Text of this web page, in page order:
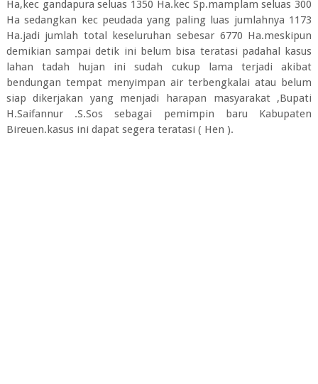
Ha,kec gandapura seluas 1350 Ha.kec Sp.mamplam seluas 300
Ha sedangkan kec peudada yang paling luas jumlahnya 1173
Ha.jadi jumlah total keseluruhan sebesar 6770 Ha.meskipun
demikian sampai detik ini belum bisa teratasi padahal kasus
lahan tadah hujan ini sudah cukup lama terjadi akibat
bendungan tempat menyimpan air terbengkalai atau belum
siap dikerjakan yang menjadi harapan masyarakat ,Bupati
H.Saifannur .S.Sos sebagai pemimpin baru Kabupaten
Bireuen.kasus ini dapat segera teratasi ( Hen ).